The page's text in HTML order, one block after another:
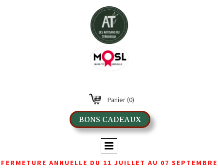
Panier(0)
BONS CADEAUX
FERMETURE ANNUELLE DU 11 JUILLET AU 07 SEPTEMBRE